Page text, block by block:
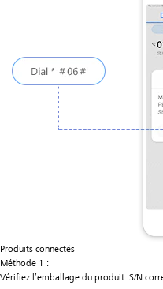
Produits connectés
Méthode 1 :
Vérifiez l’emballage du produit. S/N